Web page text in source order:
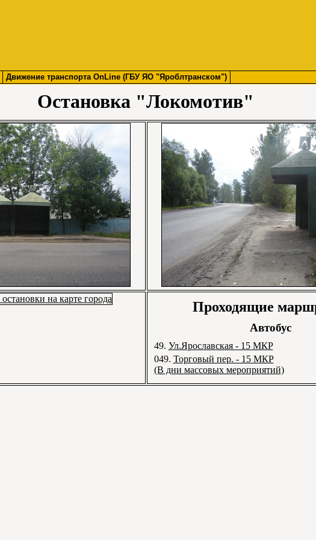
Движение транспорта OnLine (ГБУ ЯО "Яроблтранском")
Остановка "Локомотив"
Проходящие
Автобус
49. Ул.Ярославская - 15 МКР
049. Торговый пер. - 15 МКР
(В дни массовых мероприятий)